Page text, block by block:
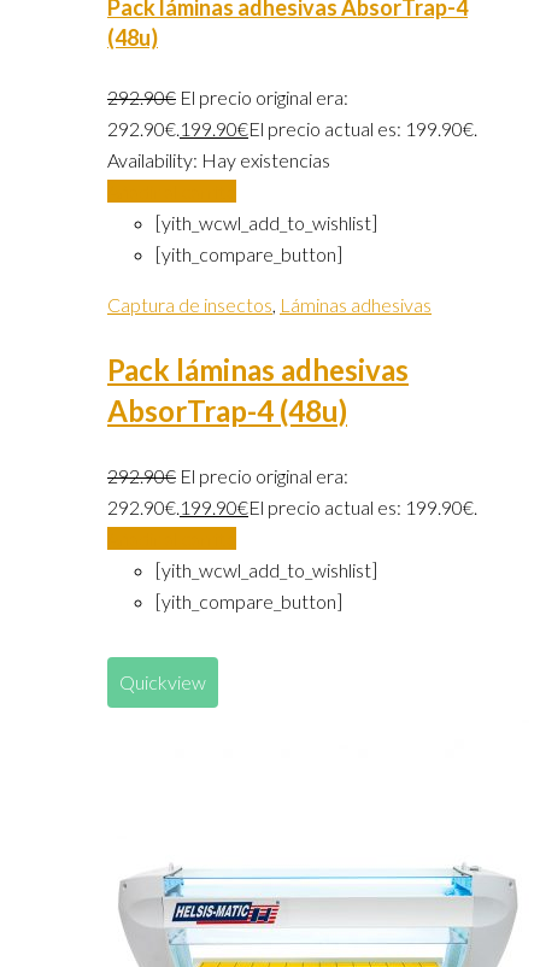
Pack láminas adhesivas AbsorTrap-4
(48u)
292.90€ El precio original era:
292.90€.199.90€El precio actual es: 199.90€.
Availability: Hay existencias
[yith_wcwl_add_to_wishlist]
[yith_compare_button]
Captura de insectos, Láminas adhesivas
Pack láminas adhesivas
AbsorTrap-4 (48u)
292.90€ El precio original era:
292.90€.199.90€El precio actual es: 199.90€.
[yith_wcwl_add_to_wishlist]
[yith_compare_button]
Quickview